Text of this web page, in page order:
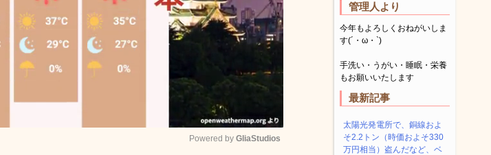
Powered by GliaStudios
管理人より
今年もよろしくおねがいしま
す(´・ω・`)
手洗い・うがい・睡眠・栄養
もお願いいたします
最新記事
太陽光発電所で、銅線およ
そ2.2トン（時価およそ330
万円相当）盗んだなど、ベ